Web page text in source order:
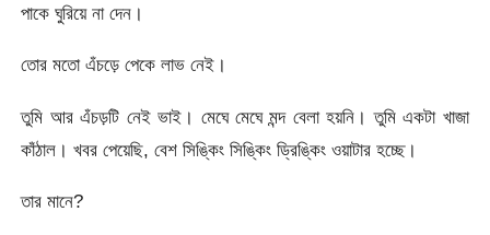
পাকে ঘুরিয়ে না দেন।
তোর মতো এঁচড়ে পেকে লাভ নেই।
তুমি আর এঁচড়টি নেই ভাই। মেঘে মেঘে মন্দ বেলা হয়নি। তুমি একটা খাজা
কাঁঠাল। খবর পেয়েছি, বেশ সিঙ্কিং সিঙ্কিং ড্রিঙ্কিং ওয়াটার হচ্ছে।
তার মানে?